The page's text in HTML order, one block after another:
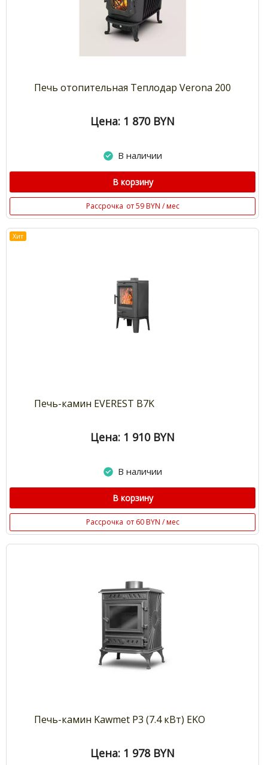
Печь отопительная Теплодар Verona 200
Цена: 1 870 BYN
В наличии
В корзину
Рассрочка от 59 BYN / мес
Хит
Печь-камин EVEREST B7K
Цена: 1 910 BYN
В наличии
В корзину
Рассрочка от 60 BYN / мес
Печь-камин Kawmet P3 (7.4 кВт) EKO
Цена: 1 978 BYN